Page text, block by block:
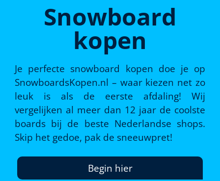
Snowboard
kopen
Je perfecte snowboard kopen doe je op
SnowboardsKopen.nl – waar kiezen net zo
leuk is als de eerste afdaling! Wij
vergelijken al meer dan 12 jaar de coolste
boards bij de beste Nederlandse shops.
Skip het gedoe, pak de sneeuwpret!
Begin hier